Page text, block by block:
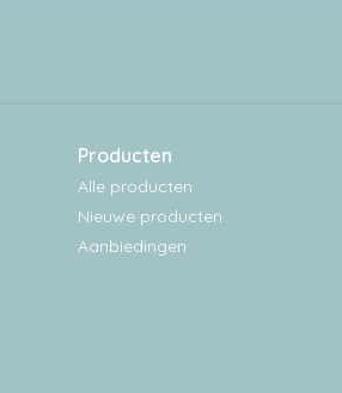
Producten
Alle producten
Nieuwe producten
Aanbiedingen